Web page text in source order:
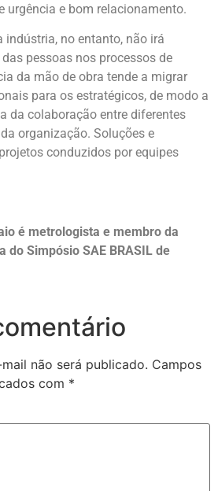
urgência e bom relacionamento.
indústria, no entanto, não irá
pessoas nos processos de
da mão de obra tende a migrar
para os estratégicos, de modo a
da colaboração entre diferentes
organização. Soluções e
conduzidos por equipes
é metrologista e membro da
do Simpósio SAE BRASIL de
não será publicado. Campos
com *